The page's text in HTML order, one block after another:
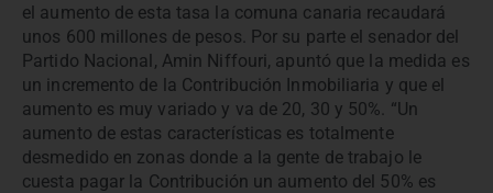
el aumento de esta tasa la comuna canaria recaudará
unos 600 millones de pesos. Por su parte el senador del
Partido Nacional, Amin Niffouri, apuntó que la medida es
un incremento de la Contribución Inmobiliaria y que el
aumento es muy variado y va de 20, 30 y 50%. “Un
aumento de estas características es totalmente
desmedido en zonas donde a la gente de trabajo le
cuesta pagar la Contribución un aumento del 50% es